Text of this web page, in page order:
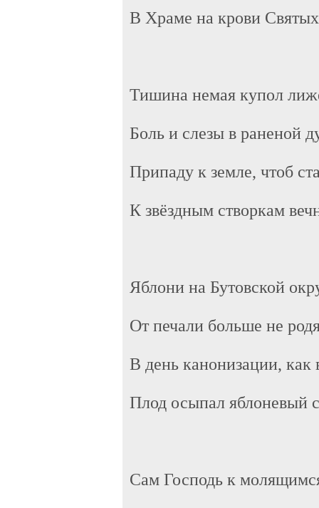
В Храме на крови
Тишина немая купол
Боль и слезы в раненой
Припаду к земле, чтоб
К звёздным створкам
Яблони на Бутовской
От печали больше не
В день канонизации, как
Плод осыпал яблоневый
Сам Господь к